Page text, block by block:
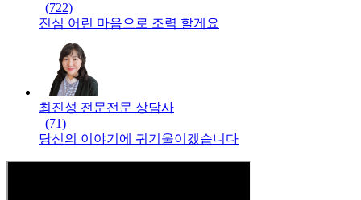
(722)
진심 어린 마음으로 조력 할게요
최진성 전문전문 상담사
(71)
당신의 이야기에 귀기울이겠습니다